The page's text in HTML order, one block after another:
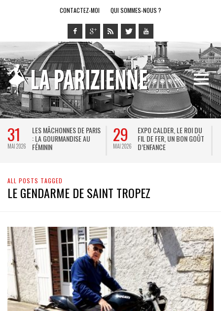
CONTACTEZ-MOI QUI SOMMES-NOUS ?
31
MAI 2026
LES MÂCHONNES DE PARIS
: LA GOURMANDISE AU
FÉMININ
29
MAI 2026
EXPO CALDER, LE ROI DU
FIL DE FER, UN BON GOÛT
D’ENFANCE
ALL POSTS TAGGED
LE GENDARME DE SAINT TROPEZ